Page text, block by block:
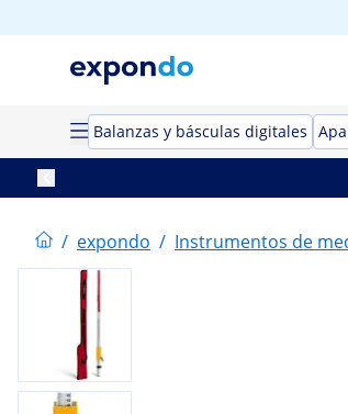
Balanzas y básculas digitales
/ expondo / Instrumentos de